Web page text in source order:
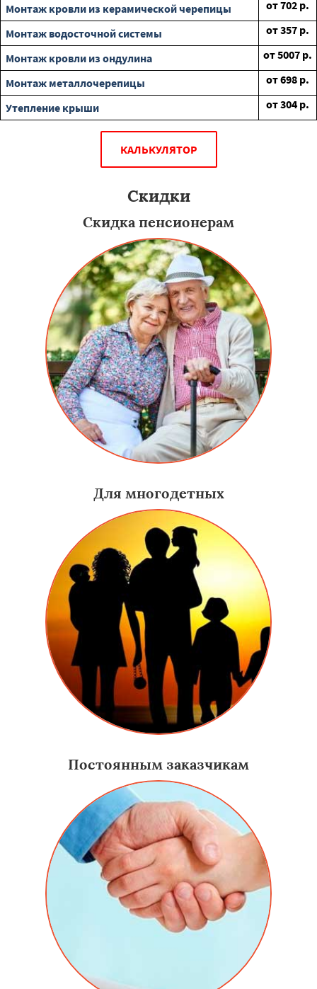
Монтаж кровли из керамической черепицы от702 р.
Монтаж водосточной системы
от357 р.
Монтаж кровли из ондулина
от5007 р.
Монтаж металлочерепицы
от698 р.
Утепление крыши
от304 р.
КАЛЬКУЛЯТОР
Скидки
Скидка пенсионерам
Для многодетных
Постоянным заказчикам